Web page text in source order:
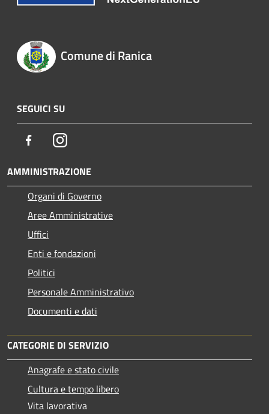
Comune di Ranica
SEGUICI SU
FacebookInstagram
AMMINISTRAZIONE
Organi di Governo
Aree Amministrative
Uffici
Enti e fondazioni
Politici
Personale Amministrativo
Documenti e dati
CATEGORIE DI SERVIZIO
Anagrafe e stato civile
Cultura e tempo libero
Vita lavorativa